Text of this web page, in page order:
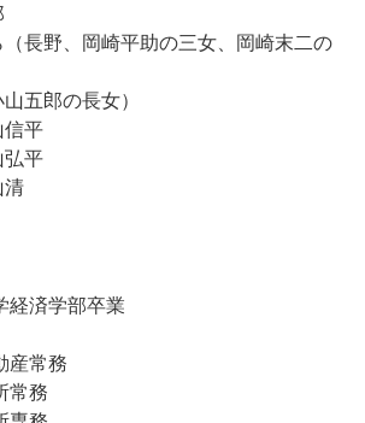
野、岡崎平助の三女、岡崎末二の
郎の長女）
平
平
済学部卒業
常務
務